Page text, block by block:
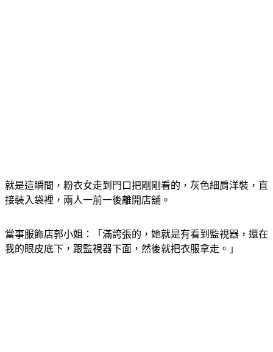
就是這瞬間，粉衣女走到門口把剛剛看的，灰色細肩洋裝，直
當事服飾店郭小姐：「滿誇張的，她就是有看到監視器，還在